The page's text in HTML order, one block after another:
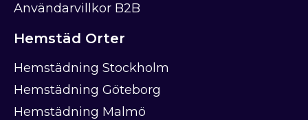
Hemstäd Orter
Hemstädning Stockholm
Hemstädning Göteborg
Hemstädning Malmö
Användarvillkor B2B